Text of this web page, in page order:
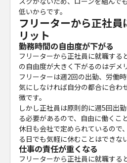
低いからです。
フリーターから正社員
リット
勤務時間の自由度が下がる
フリーターから正社員に就職する
の自由度が大きく下がるのはデメ
フリーターは週2回の出勤、労働
気にしなければ自分の都合に合わ
徴です。
しかし正社員は原則的に週5回出
る必要があるので、自由に働くこ
休日も会社で定められているので
る日でも気軽に休むことはできな
仕事の責任が重くなる
フリーターから正社員に就職する